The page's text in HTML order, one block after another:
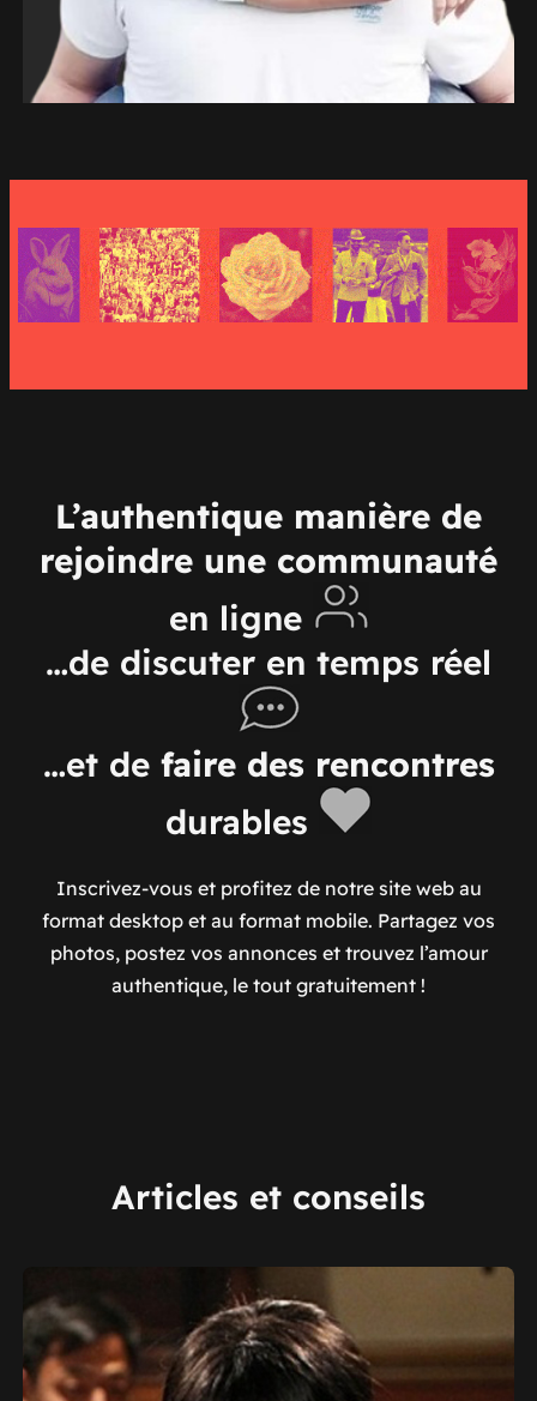
L’authentique manière de
rejoindre une communauté
en ligne
…de discuter en temps réel
…et de faire des rencontres
durables
Inscrivez-vous et profitez de notre site web au
format desktop et au format mobile. Partagez vos
photos, postez vos annonces et trouvez l’amour
authentique, le tout gratuitement !
Articles et conseils